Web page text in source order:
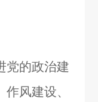
的政治建
风建设、